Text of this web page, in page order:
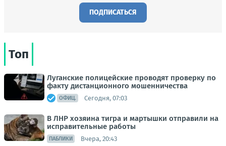
ПОДПИСАТЬСЯ
Топ
Луганские полицейские проводят проверку по
факту дистанционного мошенничества
ОФИЦ. Сегодня, 07:03
В ЛНР хозяина тигра и мартышки отправили на
исправительные работы
ПАБЛИКИ Вчера, 20:43